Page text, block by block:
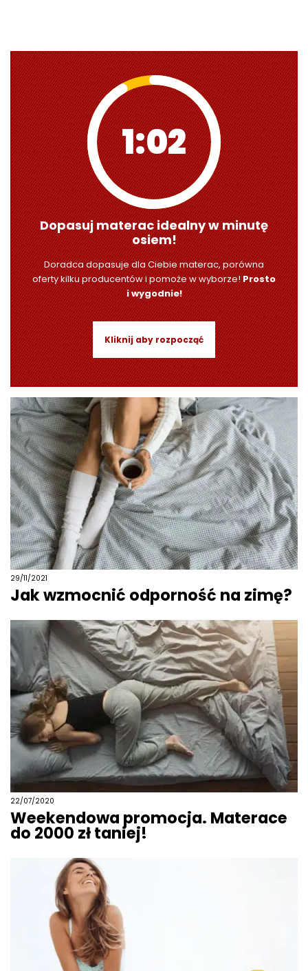
1:00
Dopasuj materac idealny w minutę
osiem!
Doradca dopasuje dla Ciebie materac, porówna
oferty kilku producentów i pomoże w wyborze!Prosto
i wygodnie!
Kliknij aby rozpocząć
29/11/2021
Jak wzmocnić odporność na zimę?
22/07/2020
Weekendowa promocja. Materace
do 2000 zł taniej!